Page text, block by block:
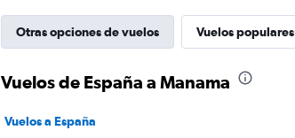
Otras opciones de vuelos Vuelos populares
Vuelos de España a Manama
Vuelos a España